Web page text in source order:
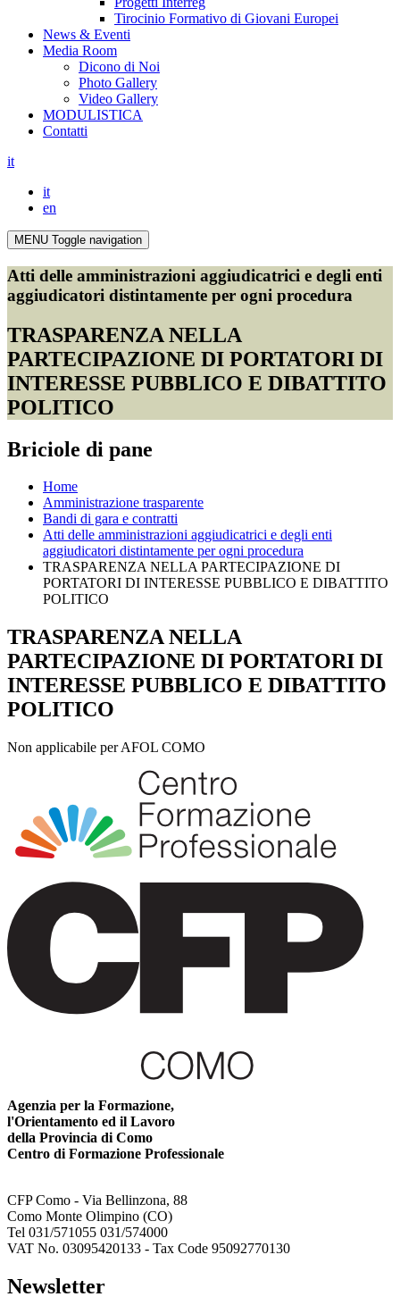
Tirocinio Formativo di Giovani Europei
News & Eventi
Media Room
Dicono di Noi
Photo Gallery
Video Gallery
MODULISTICA
Contatti
it
it
en
MENU Toggle navigation
Atti delle amministrazioni aggiudicatrici e degli enti
aggiudicatori distintamente per ogni procedura
TRASPARENZA NELLA
PARTECIPAZIONE DI PORTATORI DI
INTERESSE PUBBLICO E DIBATTITO
POLITICO
Briciole di pane
Home
Amministrazione trasparente
Bandi di gara e contratti
Atti delle amministrazioni aggiudicatrici e degli enti
aggiudicatori distintamente per ogni procedura
TRASPARENZA NELLA PARTECIPAZIONE DI
PORTATORI DI INTERESSE PUBBLICO E DIBATTITO
POLITICO
TRASPARENZA NELLA
PARTECIPAZIONE DI PORTATORI DI
INTERESSE PUBBLICO E DIBATTITO
POLITICO
Non applicabile per AFOL COMO
Agenzia per la Formazione,
l'Orientamento ed il Lavoro
della Provincia di Como
Centro di Formazione Professionale
CFP Como - Via Bellinzona, 88
Como Monte Olimpino (CO)
Tel 031/571055 031/574000
VAT No. 03095420133 - Tax Code 95092770130
Newsletter